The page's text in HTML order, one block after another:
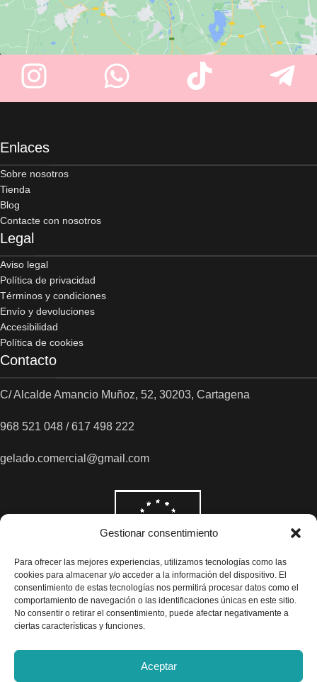
Gestionar consentimiento
Para ofrecer las mejores experiencias, utilizamos tecnologías como las
cookies para almacenar y/o acceder a la información del dispositivo. El
consentimiento de estas tecnologías nos permitirá procesar datos como el
comportamiento de navegación o las identificaciones únicas en este sitio.
No consentir o retirar el consentimiento, puede afectar negativamente a
ciertas características y funciones.
Aceptar
Enlaces
Sobre nosotros
Tienda
Blog
Contacte con nosotros
Legal
Aviso legal
Política de privacidad
Términos y condiciones
Envío y devoluciones
Accesibilidad
Política de cookies
Contacto
C/ Alcalde Amancio Muñoz, 52, 30203, Cartagena
968 521 048 / 617 498 222
gelado.comercial@gmail.com